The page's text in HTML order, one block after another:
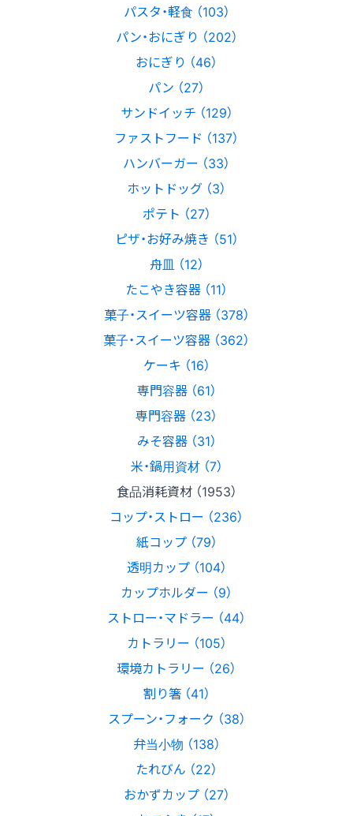
パスタ・軽食 （103）
パン・おにぎり （202）
おにぎり （46）
パン （27）
サンドイッチ （129）
ファストフード （137）
ハンバーガー （33）
ホットドッグ （3）
ポテト （27）
ピザ・お好み焼き （51）
舟皿 （12）
たこやき容器 （11）
菓子・スイーツ容器 （378）
菓子・スイーツ容器 （362）
ケーキ （16）
専門容器 （61）
専門容器 （23）
みそ容器 （31）
米・鍋用資材 （7）
食品消耗資材 （1953）
コップ・ストロー （236）
紙コップ （79）
透明カップ （104）
カップホルダー （9）
ストロー・マドラー （44）
カトラリー （105）
環境カトラリー （26）
割り箸 （41）
スプーン・フォーク （38）
弁当小物 （138）
たれびん （22）
おかずカップ （27）